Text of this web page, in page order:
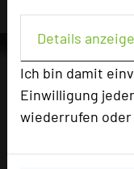
Details
Ich bin damit
Einwilligung
wiederrufen oder
Die Idee